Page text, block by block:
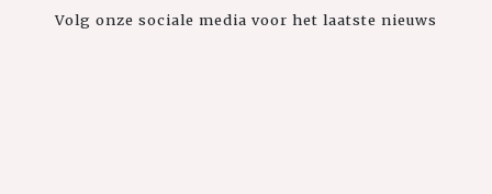
Volg onze sociale media voor het laatste nieuws